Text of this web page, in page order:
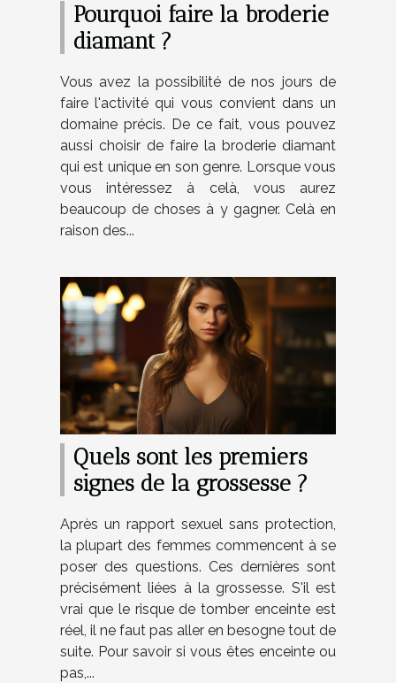
Pourquoi faire la broderie
diamant ?
Vous avez la possibilité de nos jours de
faire l'activité qui vous convient dans un
domaine précis. De ce fait, vous pouvez
aussi choisir de faire la broderie diamant
qui est unique en son genre. Lorsque vous
vous intéressez à celà, vous aurez
beaucoup de choses à y gagner. Celà en
raison des...
Quels sont les premiers
signes de la grossesse ?
Après un rapport sexuel sans protection,
la plupart des femmes commencent à se
poser des questions. Ces dernières sont
précisément liées à la grossesse. S'il est
vrai que le risque de tomber enceinte est
réel, il ne faut pas aller en besogne tout de
suite. Pour savoir si vous êtes enceinte ou
pas,...